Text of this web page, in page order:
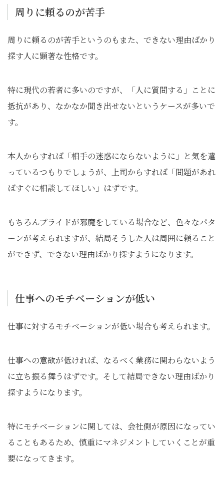
周りに頼るのが苦手
周りに頼るのが苦手というのもまた、できない理由ばかり
探す人に顕著な性格です。
特に現代の若者に多いのですが、「人に質問する」ことに
抵抗があり、なかなか聞き出せないというケースが多いで
す。
本人からすれば「相手の迷惑にならないように」と気を遣
っているつもりでしょうが、上司からすれば「問題があれ
ばすぐに相談してほしい」はずです。
もちろんプライドが邪魔をしている場合など、色々なパタ
ーンが考えられますが、結局そうした人は周囲に頼ること
ができず、できない理由ばかり探すようになります。
仕事へのモチベーションが低い
仕事に対するモチベーションが低い場合も考えられます。
仕事への意欲が低ければ、なるべく業務に関わらないよう
に立ち振る舞うはずです。そして結局できない理由ばかり
探すようになります。
特にモチベーションに関しては、会社側が原因になってい
ることもあるため、慎重にマネジメントしていくことが重
要になってきます。